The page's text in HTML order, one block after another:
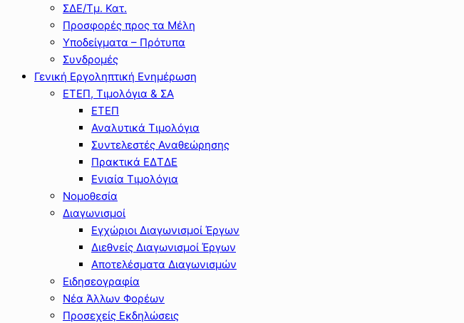
ΣΔΕ/Τμ. Κατ.
Προσφορές προς τα Μέλη
Υποδείγματα – Πρότυπα
Συνδρομές
Γενική Εργοληπτική Ενημέρωση
ΕΤΕΠ, Τιμολόγια & ΣΑ
ΕΤΕΠ
Αναλυτικά Τιμολόγια
Συντελεστές Αναθεώρησης
Πρακτικά ΕΔΤΔΕ
Ενιαία Τιμολόγια
Νομοθεσία
Διαγωνισμοί
Εγχώριοι Διαγωνισμοί Έργων
Διεθνείς Διαγωνισμοί Έργων
Αποτελέσματα Διαγωνισμών
Ειδησεογραφία
Νέα Άλλων Φορέων
Προσεχείς Εκδηλώσεις